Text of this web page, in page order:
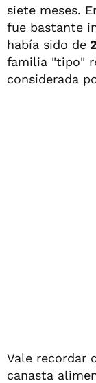
siete meses.
fue bastante
había sido de
familia "tipo"
considerada
Vale recordar
canasta